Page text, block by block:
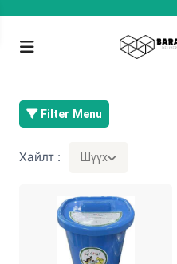
Filter Menu
Хайлт : Шүүх